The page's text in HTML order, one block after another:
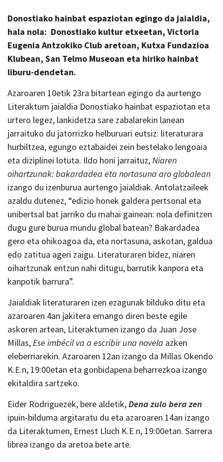
Donostiako hainbat espaziotan egingo da jaialdia,
hala nola: Donostiako kultur etxeetan, Victoria
Eugenia Antzokiko Club aretoan, Kutxa Fundazioa
Klubean, San Telmo Museoan eta hiriko hainbat
liburu-dendetan.
Azaroaren 10etik 23ra bitartean egingo da aurtengo
Literaktum jaialdia Donostiako hainbat espaziotan eta
urtero legez, lankidetza sare zabalarekin lanean
jarraituko du jatorrizko helburuari eutsiz: literaturara
hurbiltzea, egungo eztabaidei zein bestelako lengoaia
eta diziplinei lotuta. Ildo honi jarraituz,Niaren
oihartzunak:bakardadea eta nortasuna aro globalean
izango du izenburua aurtengo jaialdiak. Antolatzaileek
azaldu dutenez, “edizio honek galdera pertsonal eta
unibertsal bat jarriko du mahai gainean: nola definitzen
dugu gure burua mundu global batean? Bakardadea
gero eta ohikoagoa da, eta nortasuna, askotan, galdua
edo zatitua ageri zaigu. Literaturaren bidez, niaren
oihartzunak entzun nahi ditugu, barrutik kanpora eta
kanpotik barrura”.
Jaialdiak literaturaren izen ezagunak bilduko ditu eta
azaroaren 4an jakitera emango diren beste egile
askoren artean, Literaktumen izango da Juan Jose
Millas,Ese imbécil va a escribir una novela azken
eleberriarekin. Azaroaren 12an izango da Millas Okendo
K.E.n, 19:00etan eta gonbidapena beharrezkoa izango
ekitaldira sartzeko.
Eider Rodriguezek, bere aldetik,Dena zulo bera zen
ipuin-bilduma argitaratu du eta azaroaren 14an izango
da Literaktumen, Ernest Lluch K.E.n, 19:00etan. Sarrera
librea izango da aretoa bete arte.